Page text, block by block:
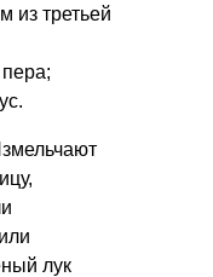
из третьей
лук